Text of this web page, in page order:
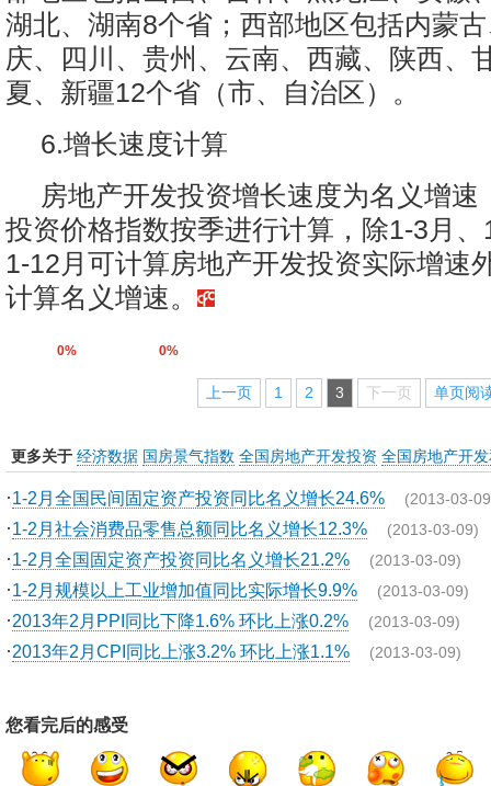
湖北、湖南8个省；西部地区包括内蒙
庆、四川、贵州、云南、西藏、陕西、
夏、新疆12个省（市、自治区）。
6.增长速度计算
房地产开发投资增长速度为名义增速
投资价格指数按季进行计算，除1-3月
1-12月可计算房地产开发投资实际增速
计算名义增速。
0% 0%
上一页 1 2 3 下一页 单页阅
更多关于 经济数据 国房景气指数 全国房地产开发投资 全国房地产开
·1-2月全国民间固定资产投资同比名义增长24.6% (2013-03-
·1-2月社会消费品零售总额同比名义增长12.3% (2013-03-09)
·1-2月全国固定资产投资同比名义增长21.2% (2013-03-09)
·1-2月规模以上工业增加值同比实际增长9.9% (2013-03-09)
·2013年2月PPI同比下降1.6% 环比上涨0.2% (2013-03-09)
·2013年2月CPI同比上涨3.2% 环比上涨1.1% (2013-03-09)
您看完后的感受